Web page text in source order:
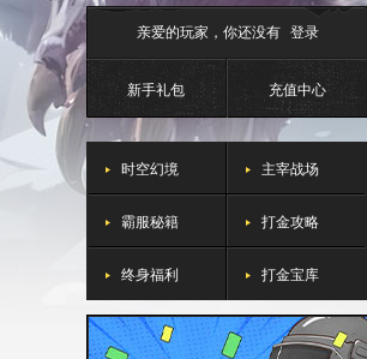
亲爱的玩家，你还没有 登录
新手礼包 充值中心
时空幻境 主宰战场
霸服秘籍 打金攻略
终身福利 打金宝库